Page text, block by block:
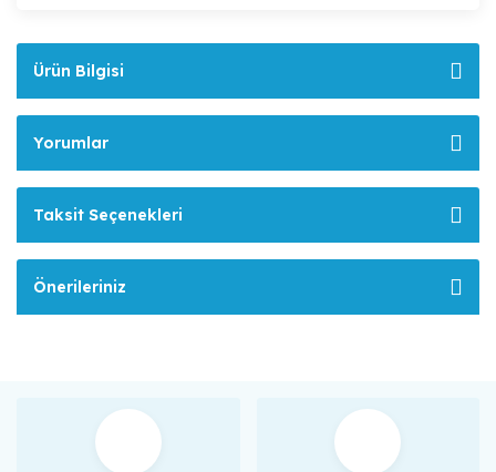
Ürün Bilgisi
Yorumlar
Taksit Seçenekleri
Önerileriniz